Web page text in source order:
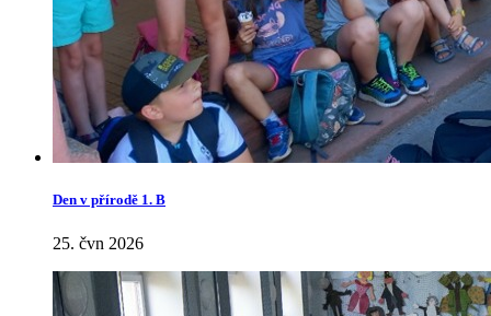
Den v přírodě 1. B
25. čvn 2026